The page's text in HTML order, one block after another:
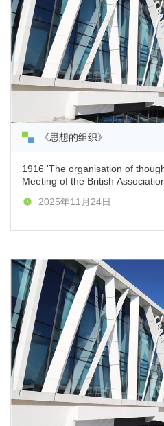
《思想的组织》
1916 'The organisation of
Meeting of the British
in Proceedings of the
2025年11月24日